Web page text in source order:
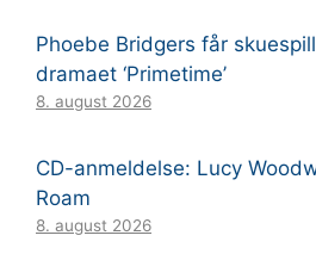
Phoebe Bridgers får
dramaet ‘Primetime’
8. august 2026
CD-anmeldelse: Lucy
Roam
8. august 2026